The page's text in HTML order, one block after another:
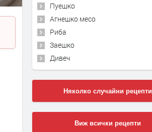
Пуешко
Агнешко месо
Риба
Заешко
Дивеч
Няколко случайни рецепти
Виж всички рецепти